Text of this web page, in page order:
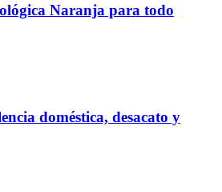
Naranja para todo
doméstica, desacato y